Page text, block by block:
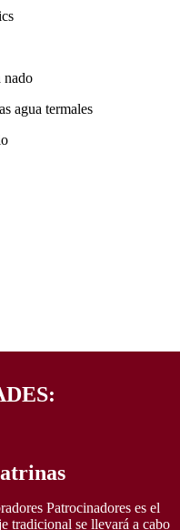
nado
agua termales
Patrocinadores es el
tradicional se llevará a cabo